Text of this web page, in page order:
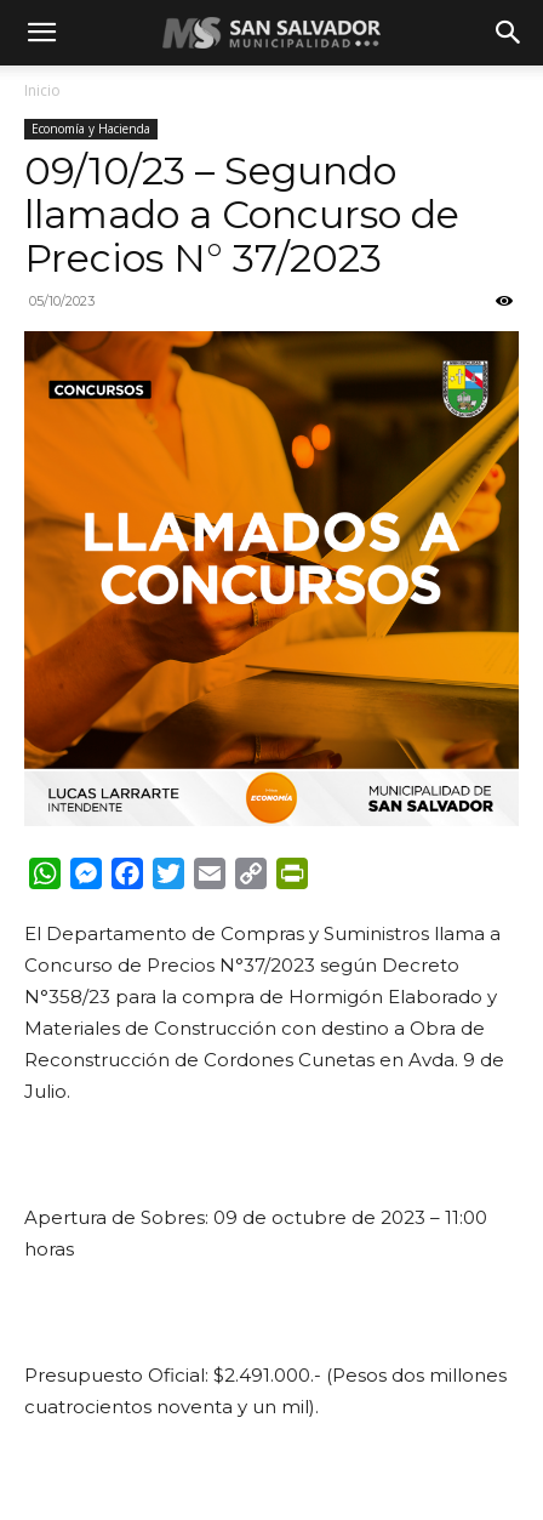
Inicio
Economía y Hacienda
09/10/23 – Segundo
llamado a Concurso de
Precios N° 37/2023
05/10/2023
WhatsApp
Messenger
FacebookTwitterEmail Copy
El Departamento de Compras y Suministros llama a
Concurso de Precios N°37/2023 según Decreto
N°358/23 para la compra de Hormigón Elaborado y
Materiales de Construcción con destino a Obra de
Reconstrucción de Cordones Cunetas en Avda. 9 de
Julio.
Apertura de Sobres: 09 de octubre de 2023 – 11:00
horas
Presupuesto Oficial: $2.491.000.- (Pesos dos millones
cuatrocientos noventa y un mil).